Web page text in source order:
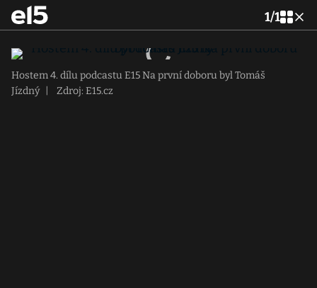
1/1
Hostem 4. dílu podcastu E15 Na první doboru byl Tomáš
Jízdný
Zdroj: E15.cz